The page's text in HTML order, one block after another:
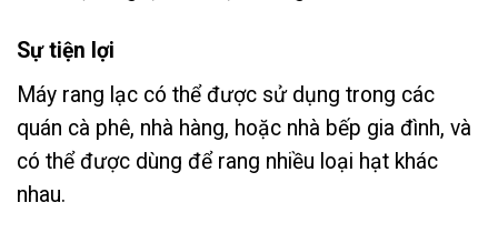
Sự tiện lợi
Máy rang lạc có thể được sử dụng trong các
quán cà phê, nhà hàng, hoặc nhà bếp gia đình, và
có thể được dùng để rang nhiều loại hạt khác
nhau.